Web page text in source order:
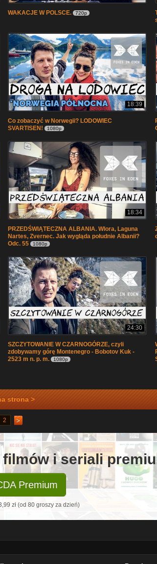
WAKACJE W POLSCE. 720p
18:39
Co zobaczyć w Norwegii? LODOWIEC
SVARTISEN!
1080p
18:34
PRZEDŚWIĄTECZNA ALBANIA. Wlora, Laguna
Nartes, Zvernec. Jak wygląda południe Albanii?
Odc. 55
1080p
24:30
SZCZYTOWANIE W CZARNOGÓRZE, czyli
zdobywamy górę Montenegro - Bobotov Kuk -
2523 m n. p. m.
1080p
strona >
2
filmów i seriali
Premium
zł (od 80 groszy za dzień)